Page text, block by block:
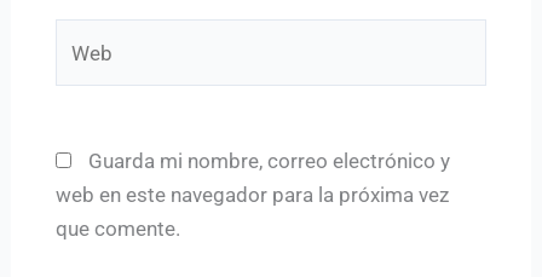
Guarda mi nombre, correo electrónico y
web en este navegador para la próxima vez
que comente.